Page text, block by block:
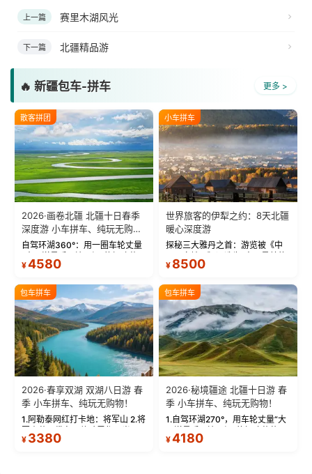
上一篇 赛里木湖风光
下一篇 北疆精品游
🔥 新疆包车-拼车 更多 >
散客拼团
2026·画卷北疆 北疆十日春季
深度游 小车拼车、纯玩无购
物！
自驾环湖360°：用一圈车轮丈量
蓝。 赛湖旅拍：甄选多款风格服
绝美瞬间。 赛湖坦克300跟车视
频：专业摄影师...
¥4580
小车拼车
世界旅客的伊犁之约：8天北疆
暖心深度游
探秘三大雅丹之首：游览被《中
三大雅丹”第一名的克拉玛依魔鬼
瓦人最大村落——禾木村，欣赏
晨雾与小木...
¥ 8500
包车拼车
2026·春享双湖 双湖八日游 春
季 小车拼车、纯玩无购物！
1.阿勒泰网红打卡地：将军山 2.将
军山落日缆车，体验雪都风光 3.
将军山，夕阳派对，蹦迪party 4.
¥ 3380
包车拼车
2026·秘境疆途 北疆十日游 春
季 小车拼车、纯玩无购物！
1.自驾环湖270°，用车轮丈量“大
西洋最后一滴眼泪”的极致蔚蓝，
让雪山、花海与深邃湖水在转弯
¥4180